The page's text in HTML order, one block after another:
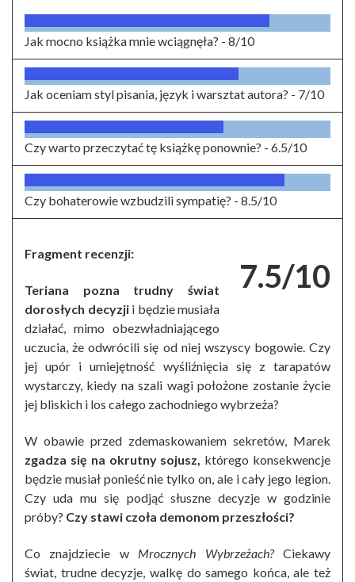
Jak mocno książka mnie wciągnęła? - 8/10
Jak oceniam styl pisania, język i warsztat autora? - 7/10
Czy warto przeczytać tę książkę ponownie? - 6.5/10
Czy bohaterowie wzbudzili sympatię? - 8.5/10
7.5/10
Fragment recenzji:
Teriana pozna trudny świat
dorosłych decyzjii będzie musiała
działać, mimo obezwładniającego
uczucia, że odwrócili się od niej wszyscy bogowie. Czy
jej upór i umiejętność wyśliźnięcia się z tarapatów
wystarczy, kiedy na szali wagi położone zostanie życie
jej bliskich i los całego zachodniego wybrzeża?
W obawie przed zdemaskowaniem sekretów, Marek
zgadza się na okrutny sojusz, którego konsekwencje
będzie musiał ponieść nie tylko on, ale i cały jego legion.
Czy uda mu się podjąć słuszne decyzje w godzinie
próby? Czy stawi czoła demonom przeszłości?
Co znajdziecie w Mrocznych Wybrzeżach?Ciekawy
świat, trudne decyzje, walkę do samego końca, ale też